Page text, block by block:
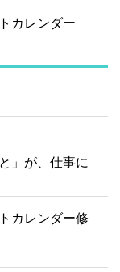
カレンダー
」が、仕事に
カレンダー修